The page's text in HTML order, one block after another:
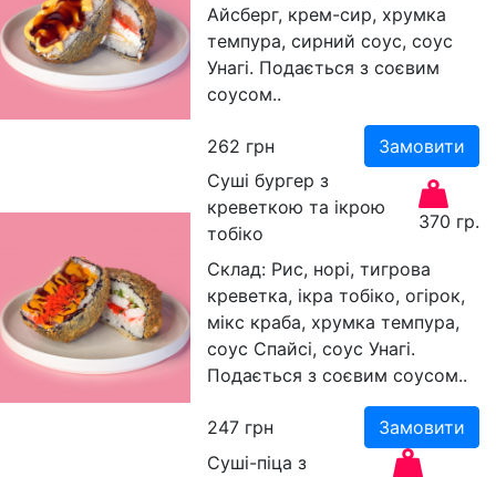
Айсберг, крем-сир, хрумка
темпура, сирний соус, соус
Унагі. Подається з соєвим
соусом..
262 грн
Замовити
Суші бургер з
креветкою та ікрою
тобіко
370 гр.
Склад: Рис, норі, тигрова
креветка, ікра тобіко, огірок,
мікс краба, хрумка темпура,
соус Спайсі, соус Унагі.
Подається з соєвим соусом..
247грн
Замовити
Суші-піца з